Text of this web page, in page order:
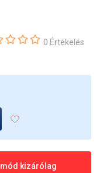
0 Értékelés
kizárólag